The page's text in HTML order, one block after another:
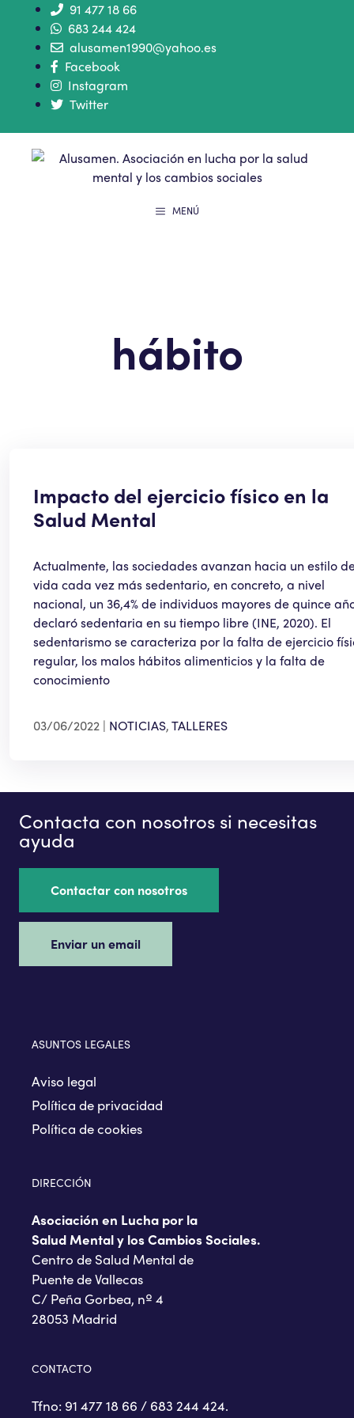
91 477 18 66
683 244 424
alusamen1990@yahoo.es
Facebook
Instagram
Twitter
MENÚ
hábito
Impacto del ejercicio físico en la
Salud Mental
Actualmente, las sociedades avanzan hacia un estilo
vida cada vez más sedentario, en concreto, a nivel
nacional, un 36,4% de individuos mayores de quince
declaró sedentaria en su tiempo libre (INE, 2020). El
sedentarismo se caracteriza por la falta de ejercicio
regular, los malos hábitos alimenticios y la falta de
conocimiento
03/06/2022 NOTICIAS,TALLERES
Contacta con nosotros si necesitas
ayuda
Contactar con nosotros
Enviar un email
ASUNTOS LEGALES
Aviso legal
Política de privacidad
Política de cookies
DIRECCIÓN
Asociación en Lucha por la
Salud Mental y los Cambios Sociales.
Centro de Salud Mental de
Puente de Vallecas
C/ Peña Gorbea, nº 4
28053 Madrid
CONTACTO
Tfno: 91 477 18 66 / 683 244 424.